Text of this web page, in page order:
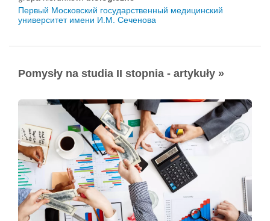
Первый Московский государственный медицинский
университет имени И.М. Сеченова
Pomysły na studia II stopnia - artykuły »